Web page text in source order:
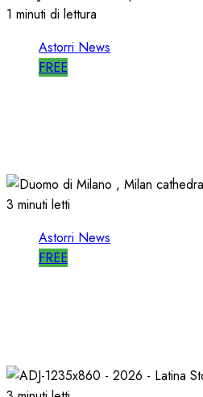
1 minuti di lettura
Astorri News
FREE
3 minuti letti
Astorri News
FREE